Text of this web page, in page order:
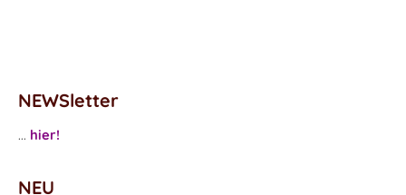
NEWSletter
... hier!
NEU